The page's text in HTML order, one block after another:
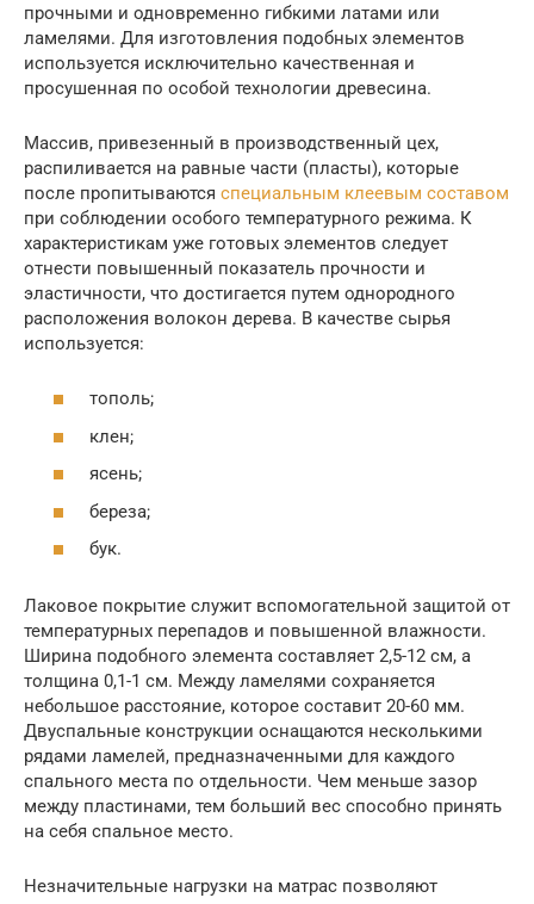
прочными и одновременно гибкими латами или
ламелями. Для изготовления подобных элементов
используется исключительно качественная и
просушенная по особой технологии древесина.
Массив, привезенный в производственный цех,
распиливается на равные части (пласты), которые
после пропитываются специальным клеевым составом
при соблюдении особого температурного режима. К
характеристикам уже готовых элементов следует
отнести повышенный показатель прочности и
эластичности, что достигается путем однородного
расположения волокон дерева. В качестве сырья
используется:
тополь;
клен;
ясень;
береза;
бук.
Лаковое покрытие служит вспомогательной защитой от
температурных перепадов и повышенной влажности.
Ширина подобного элемента составляет 2,5-12 см, а
толщина 0,1-1 см. Между ламелями сохраняется
небольшое расстояние, которое составит 20-60 мм.
Двуспальные конструкции оснащаются несколькими
рядами ламелей, предназначенными для каждого
спального места по отдельности. Чем меньше зазор
между пластинами, тем больший вес способно принять
на себя спальное место.
Незначительные нагрузки на матрас позволяют